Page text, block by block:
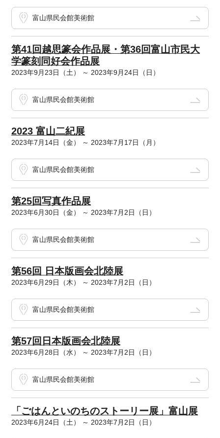
富山県民会館美術館
第41回越思篆会作品展・第36回富山市民大
学篆刻同好会作品展
2023年9月23日（土） ～ 2023年9月24日（日）
富山県民会館美術館
2023 富山二紀展
2023年7月14日（金） ～ 2023年7月17日（月）
富山県民会館美術館
第25回写真作品展
2023年6月30日（金） ～ 2023年7月2日（日）
富山県民会館美術館
第56回 日本版画会北陸展
2023年6月29日（木） ～ 2023年7月2日（日）
富山県民会館美術館
第57回日本版画会北陸展
2023年6月28日（水） ～ 2023年7月2日（日）
富山県民会館美術館
「ごはんといのちのストーリー展」富山展
2023年6月24日（土） ～ 2023年7月2日（日）